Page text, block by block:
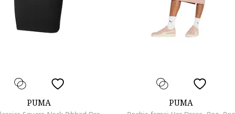
PUMA PUMA